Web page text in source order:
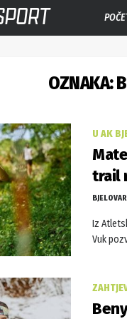
OZNAKA:
U AK
trail
Iz
Vuk